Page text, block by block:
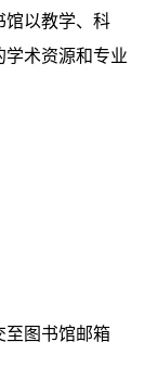
馆以教学、科
学术资源和专业
图书馆邮箱